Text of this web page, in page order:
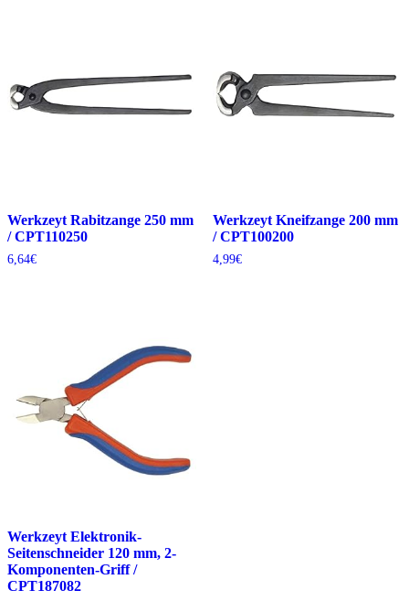
Werkzeyt Rabitzange 250 mm
/ CPT110250
6,64€
Werkzeyt Kneifzange 200 mm
/ CPT100200
4,99€
Werkzeyt Elektronik-
Seitenschneider 120 mm, 2-
Komponenten-Griff /
CPT187082